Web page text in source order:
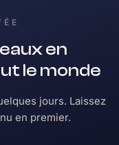
en
le monde
jours. Laissez
en premier.